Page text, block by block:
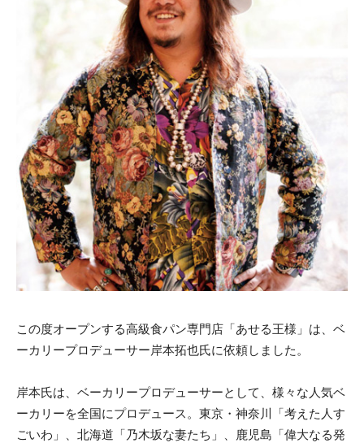
この度オープンする高級食パン専門店「あせる王様」は、ベ
ーカリープロデューサー岸本拓也氏に依頼しました。
岸本氏は、ベーカリープロデューサーとして、様々な人気ベ
ーカリーを全国にプロデュース。東京・神奈川「考えた人す
ごいわ」、北海道「乃木坂な妻たち」、鹿児島「偉大なる発